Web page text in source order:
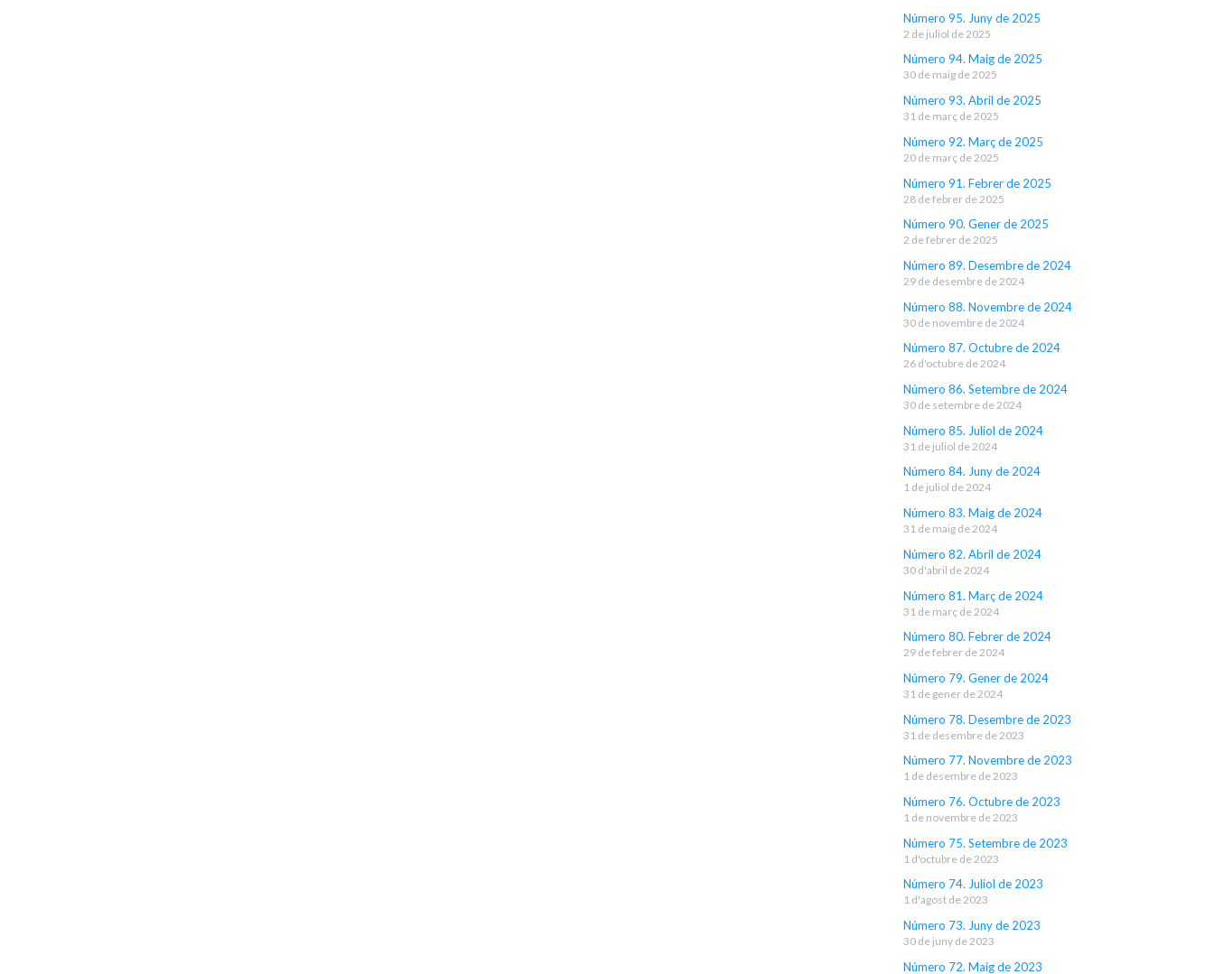
Número 95. Juny de 2025
2 de juliol de 2025
Número 94. Maig de 2025
30 de maig de 2025
Número 93. Abril de 2025
31 de març de 2025
Número 92. Març de 2025
20 de març de 2025
Número 91. Febrer de 2025
28 de febrer de 2025
Número 90. Gener de 2025
2 de febrer de 2025
Número 89. Desembre de 2024
29 de desembre de 2024
Número 88. Novembre de 2024
30 de novembre de 2024
Número 87. Octubre de 2024
26 d'octubre de 2024
Número 86. Setembre de 2024
30 de setembre de 2024
Número 85. Juliol de 2024
31 de juliol de 2024
Número 84. Juny de 2024
1 de juliol de 2024
Número 83. Maig de 2024
31 de maig de 2024
Número 82. Abril de 2024
30 d'abril de 2024
Número 81. Març de 2024
31 de març de 2024
Número 80. Febrer de 2024
29 de febrer de 2024
Número 79. Gener de 2024
31 de gener de 2024
Número 78. Desembre de 2023
31 de desembre de 2023
Número 77. Novembre de 2023
1 de desembre de 2023
Número 76. Octubre de 2023
1 de novembre de 2023
Número 75. Setembre de 2023
1 d'octubre de 2023
Número 74. Juliol de 2023
1 d'agost de 2023
Número 73. Juny de 2023
30 de juny de 2023
Número 72. Maig de 2023